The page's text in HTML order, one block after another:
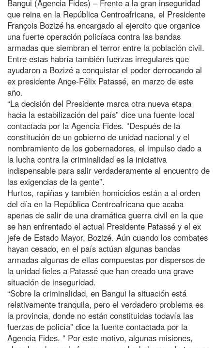
Bangui (Agencia Fides) – Frente a la gran inseguridad
que reina en la República Centroafricana, el Presidente
François Bozizé ha encargado al ejercito que organice
una fuerte operación policíaca contra las bandas
armadas que siembran el terror entre la población civil.
Entre estas habría también fuerzas irregulares que
ayudaron a Bozizé a conquistar el poder derrocando al
ex presidente Ange-Félix Patassé, en marzo de este
año.
“La decisión del Presidente marca otra nueva etapa
hacia la estabilización del país” dice una fuente local
contactada por la Agencia Fides. “Después de la
constitución de un gobierno de unidad nacional y el
nombramiento de los gobernadores, el impulso dado a
la lucha contra la criminalidad es la iniciativa
indispensable para salir verdaderamente al encuentro de
las exigencias de la gente”.
Hurtos, rapiñas y también homicidios están a al orden
del día en la República Centroafricana que acaba
apenas de salir de una dramática guerra civil en la que
se han enfrentado el actual Presidente Patassé y el ex
jefe de Estado Mayor, Bozizé. Aún cuando los combates
hayan cesado, en el país actúan algunas bandas
armadas algunas de ellas compuestas por dispersos de
la unidad fieles a Patassé que han creado una grave
situación de inseguridad.
“Sobre la criminalidad, en Bangui la situación está
relativamente tranquila, pero el verdadero problema es
la provincia, donde no están constituidas todavía las
fuerzas de policía” dice la fuente contactada por la
Agencia Fides. “ Por este motivo, algunas misiones,